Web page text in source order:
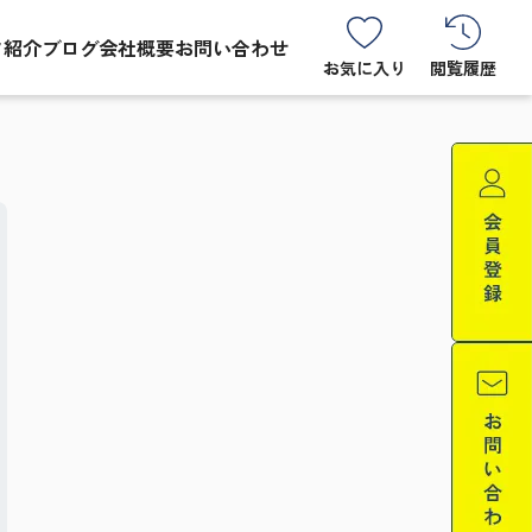
介ブログ会社概要お問い合わせ
お気に入り 閲覧履歴